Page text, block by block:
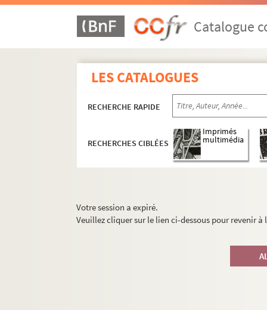
Catalogue
LES CATALOGUES
RECHERCHE RAPIDE
RECHERCHES CIBLÉES
Imprimés
multimédia
Votre session a expiré.
Veuillez cliquer sur le lien ci-dessous pour revenir